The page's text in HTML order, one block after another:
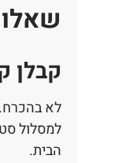
קבלן
למסלול
הבית.